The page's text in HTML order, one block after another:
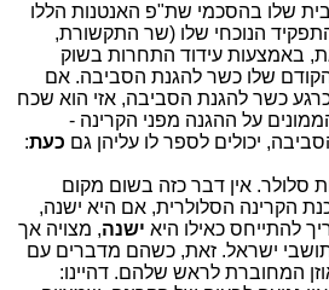
שלו בהסכמי שת"פ האנטנות הללו
הנוכחי שלו (שר התקשורת,
באמצעות עידוד התחרות בשוק
שלו כשר להגנת הסביבה. אם
כשר להגנת הסביבה, אזי הוא שכח
על ההגנה מפני הקרינה -
יכולים לספר לו עליהן גם כעת:
סלולר. אין דבר כזה בשום מקום
הקרינה הסלולרית, אם היא ישנה,
להתייחס כאילו היא ישנה, מצויה אך
ישראל. זאת, כשהם מדברים עם
המחוברת לראש שלהם. דהיינו: